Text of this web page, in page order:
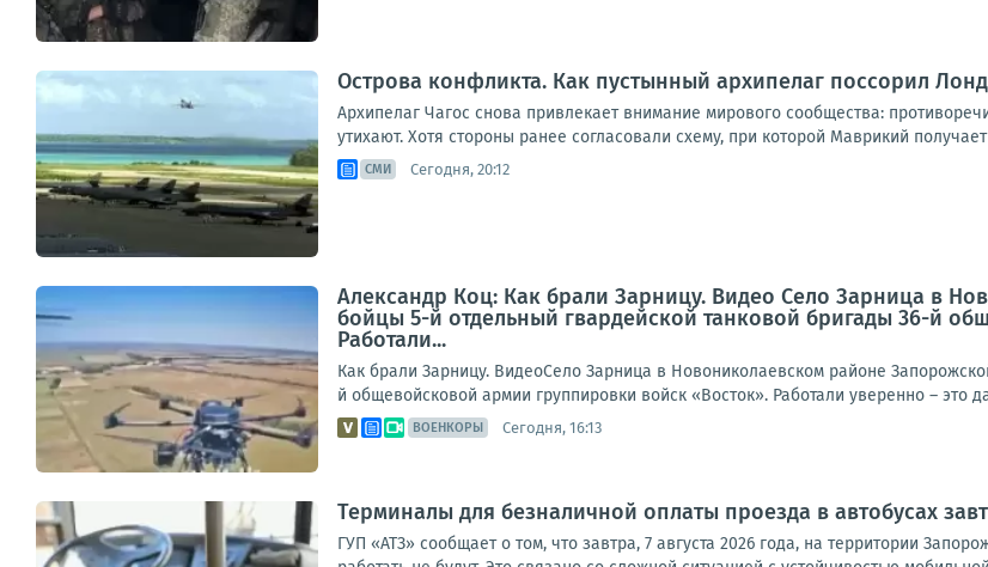
Острова конфликта. Как пустынный архипелаг поссорил
Архипелаг Чагос снова привлекает внимание мирового сообщества:
утихают. Хотя стороны ранее согласовали схему, при которой Маврикий
СМИ Сегодня, 20:12
Александр Коц: Как брали Зарницу. Видео Село Зарница в
бойцы 5-й отдельный гвардейской танковой бригады 36-й
Работали...
Как брали Зарницу. ВидеоСело Зарница в Новониколаевском районе
й общевойсковой армии группировки войск «Восток». Работали уверенно – это
ВОЕНКОРЫ Сегодня, 16:13
Терминалы для безналичной оплаты проезда в автобусах
ГУП «АТЗ» сообщает о том, что завтра, 7 августа 2026 года, на территории